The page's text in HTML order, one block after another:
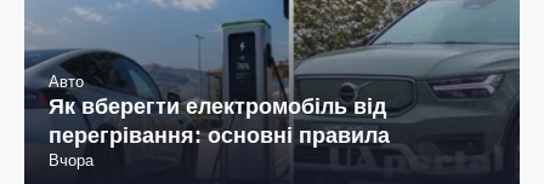
Авто
Як вберегти електромобіль від
перегрівання: основні правила
Вчора